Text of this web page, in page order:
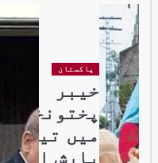
پاکستان
خیبر
پختونخوا
میں تیز
بارش اور